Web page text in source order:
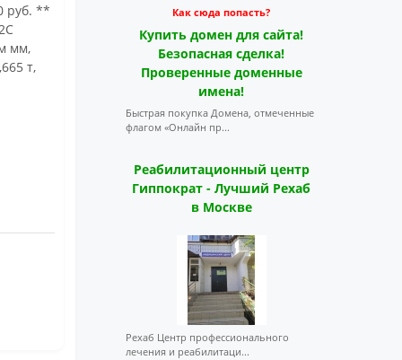
руб. **
мм,
т,
Как сюда попасть?
Купить домен для сайта!
Безопасная сделка!
Проверенные доменные
имена!
Быстрая покупка Домена, отмеченные
флагом «Онлайн пр...
Реабилитационный центр
Гиппократ - Лучший Рехаб
в Москве
Рехаб Центр профессионального
лечения и реабилитаци...